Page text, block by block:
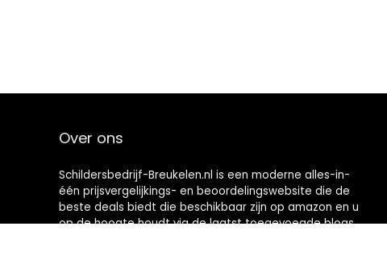
Over ons
Schildersbedrijf-Breukelen.nl is een moderne alles-in-
één prijsvergelijkings- en beoordelingswebsite die de
beste deals biedt die beschikbaar zijn op amazon en u
op de hoogte houdt via de laatst toegevoegde blogs.